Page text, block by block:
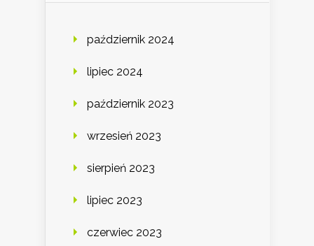
październik 2024
lipiec 2024
październik 2023
wrzesień 2023
sierpień 2023
lipiec 2023
czerwiec 2023